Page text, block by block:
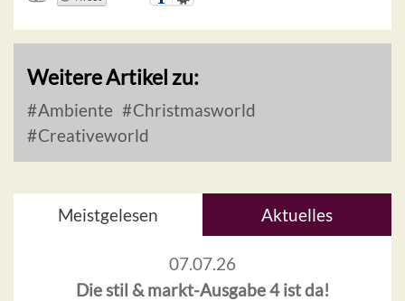
Weitere Artikel zu:
Ambiente
Christmasworld
Creativeworld
Meistgelesen Aktuelles
07.07.26
Die stil & markt-Ausgabe 4 ist da!